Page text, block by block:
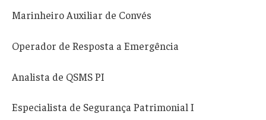
Marinheiro Auxiliar de Convés
Operador de Resposta a Emergência
Analista de QSMS PI
Especialista de Segurança Patrimonial I